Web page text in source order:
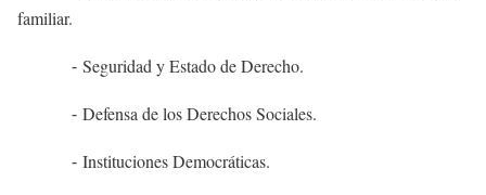
familiar.
⁃ Seguridad y Estado de Derecho.
⁃ Defensa de los Derechos Sociales.
⁃ Instituciones Democráticas.